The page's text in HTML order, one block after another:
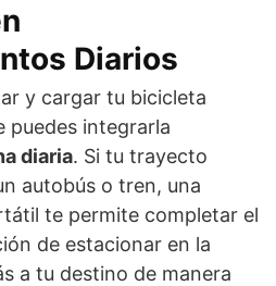
Diarios
y cargar tu bicicleta
puedes integrarla
diaria. Si tu trayecto
autobús o tren, una
te permite completar el
de estacionar en la
a tu destino de manera